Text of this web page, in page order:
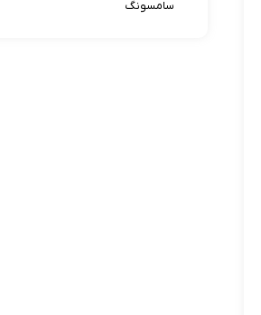
سامسونگ